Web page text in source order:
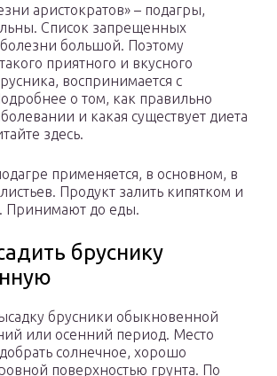
аристократов» – подагры,
Список запрещенных
большой. Поэтому
приятного и вкусного
воспринимается с
о том, как правильно
и какая существует диета
здесь.
применяется, в основном, в
Продукт залить кипятком и
Принимают до еды.
бруснику
брусники обыкновенной
или осенний период. Место
солнечное, хорошо
поверхностью грунта. По